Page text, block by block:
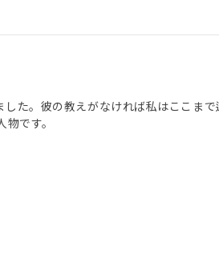
た。彼の教えがなければ私はここま
です。